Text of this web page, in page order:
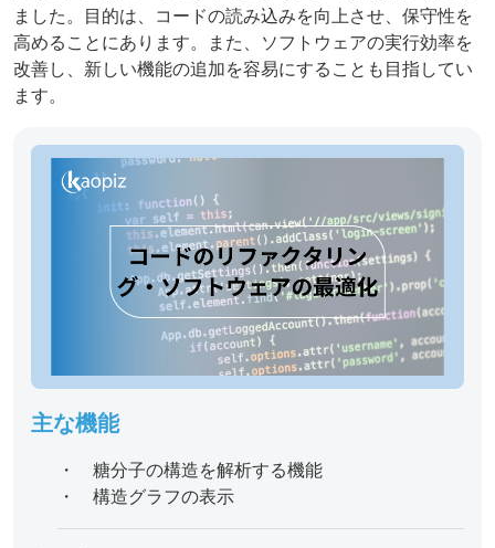
ました。目的は、コードの読み込みを向上させ、保守性を
高めることにあります。また、ソフトウェアの実行効率を
改善し、新しい機能の追加を容易にすることも目指してい
ます。
主な機能
・ 糖分子の構造を解析する機能
・ 構造グラフの表示